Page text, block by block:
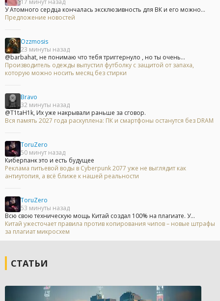
17 минут назад
У Атомного сердца кончалась эксклюзивность для ВК и его можно...
Предложение новостей
Ozzmosis
23 минуты назад
@barbahat, не понимаю что тебя триггернуло , но ты очень...
Производитель одежды выпустил футболку с защитой от запаха,
которую можно носить месяц без стирки
Bravo
32 минуты назад
@T1taH1k, Их уже накрывали раньше за сговор.
Вся память 2027 года раскуплена: ПК и смартфоны останутся без DRAM
ToruZero
50 минут назад
Киберпанк это и есть будущее
Реклама питьевой воды в Cyberpunk 2077 уже не выглядит как
антиутопия, а всё ближе к нашей реальности
ToruZero
53 минуты назад
Всю свою техническую мощь Китай создал 100% на плагиате. У...
Китай ужесточает правила против копирования чипов – новые штрафы
за плагиат микросхем
СТАТЬИ